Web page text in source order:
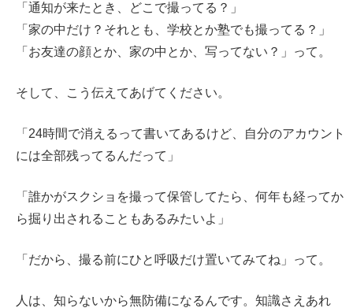
「通知が来たとき、どこで撮ってる？」
「家の中だけ？それとも、学校とか塾でも撮ってる？」
「お友達の顔とか、家の中とか、写ってない？」って。
そして、こう伝えてあげてください。
「24時間で消えるって書いてあるけど、自分のアカウント
には全部残ってるんだって」
「誰かがスクショを撮って保管してたら、何年も経ってか
ら掘り出されることもあるみたいよ」
「だから、撮る前にひと呼吸だけ置いてみてね」って。
人は、知らないから無防備になるんです。知識さえあれ